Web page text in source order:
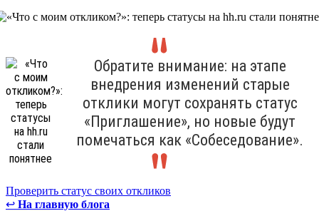
Обратите внимание: на этапе
внедрения изменений старые
отклики могут сохранять статус
«Приглашение», но новые будут
помечаться как «Собеседование».
Проверить статус своих откликов
↩ На главную блога